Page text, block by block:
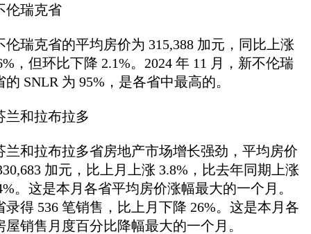
伦瑞克省
伦瑞克省的平均房价为 315,388 加元，同比上涨
，但环比下降 2.1%。2024 年 11 月，新不伦瑞
的 SNLR 为 95%，是各省中最高的。
兰和拉布拉多
兰和拉布拉多省房地产市场增长强劲，平均房价
加元，比上月上涨 3.8%，比去年同期上涨
。这是本月各省平均房价涨幅最大的一个月。
录得 536 笔销售，比上月下降 26%。这是本月各
屋销售月度百分比降幅最大的一个月。